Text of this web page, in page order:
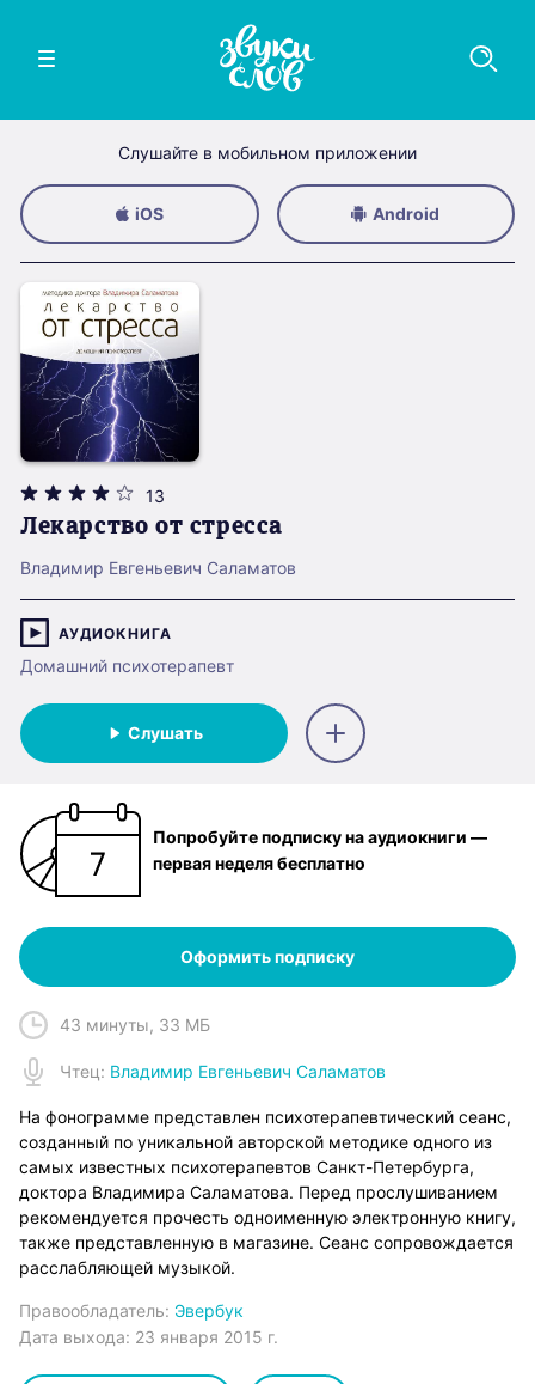
Слушайте в мобильном приложении
iOS Android
13
Лекарство от стресса
Владимир Евгеньевич Саламатов
АУДИОКНИГА
Домашний психотерапевт
Слушать
Попробуйте подписку на аудиокниги —
первая неделя бесплатно
Оформить подписку
43 минуты, 33 МБ
Чтец: Владимир Евгеньевич Саламатов
На фонограмме представлен психотерапевтический сеанс,
созданный по уникальной авторской методике одного из
самых известных психотерапевтов Санкт-Петербурга,
доктора Владимира Саламатова. Перед прослушиванием
рекомендуется прочесть одноименную электронную книгу,
также представленную в магазине. Сеанс сопровождается
расслабляющей музыкой.
Правообладатель: Эвербук
Дата выхода: 23 января 2015 г.